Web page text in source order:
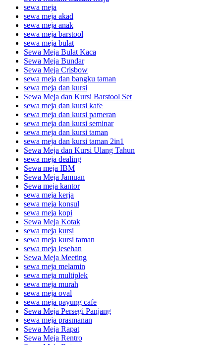
sewa meja
sewa meja akad
sewa meja anak
sewa meja barstool
sewa meja bulat
Sewa Meja Bulat Kaca
Sewa Meja Bundar
Sewa Meja Crisbow
sewa meja dan bangku taman
sewa meja dan kursi
Sewa Meja dan Kursi Barstool Set
sewa meja dan kursi kafe
sewa meja dan kursi pameran
sewa meja dan kursi seminar
sewa meja dan kursi taman
sewa meja dan kursi taman 2in1
Sewa Meja dan Kursi Ulang Tahun
sewa meja dealing
Sewa meja IBM
Sewa Meja Jamuan
Sewa meja kantor
sewa meja kerja
sewa meja konsul
sewa meja kopi
Sewa Meja Kotak
sewa meja kursi
sewa meja kursi taman
sewa meja lesehan
Sewa Meja Meeting
sewa meja melamin
sewa meja multiplek
sewa meja murah
sewa meja oval
sewa meja payung cafe
Sewa Meja Persegi Panjang
sewa meja prasmanan
Sewa Meja Rapat
Sewa Meja Rentro